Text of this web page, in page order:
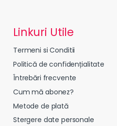
Linkuri Utile
Termeni si Conditii
Politică de confidențialitate
Întrebări frecvente
Cum mă abonez?
Metode de plată
Stergere date personale